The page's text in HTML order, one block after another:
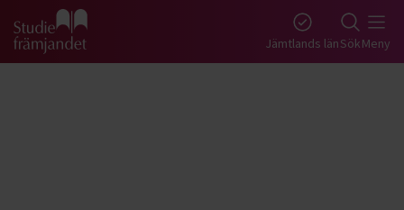
Gå till studiefrämjandets startsida Jämtlands länSökMeny